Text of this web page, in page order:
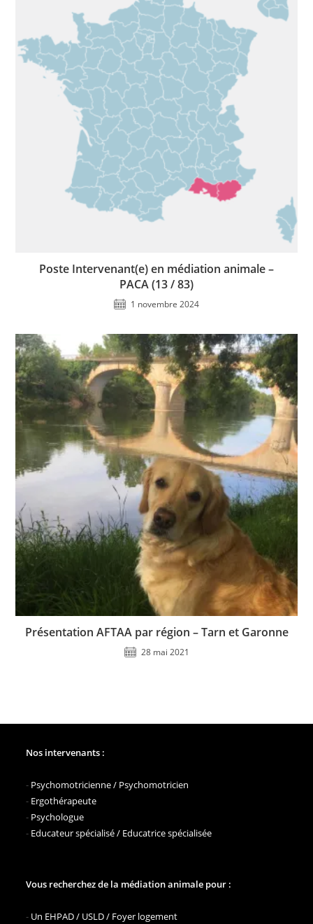
Poste Intervenant(e) en médiation animale –
PACA (13 / 83)
1 novembre 2024
Présentation AFTAA par région – Tarn et Garonne
28 mai 2021
Nos intervenants :
- Psychomotricienne / Psychomotricien
- Ergothérapeute
- Psychologue
- Educateur spécialisé / Educatrice spécialisée
Vous recherchez de la médiation animale pour :
- Un EHPAD / USLD / Foyer logement